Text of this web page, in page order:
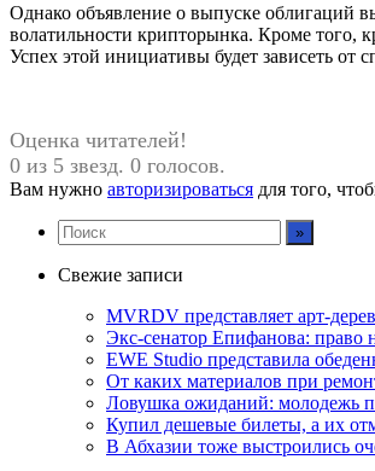
Однако объявление о выпуске облигаций
волатильности крипторынка. Кроме того,
Успех этой инициативы будет зависеть от
Оценка читателей!
0 из 5 звезд. 0 голосов.
Вам нужно авторизироваться для того,
Свежие записи
MVRDV представляет арт-
Экс-сенатор Епифанова: право
EWE Studio представила
От каких материалов при
Ловушка ожиданий: молодежь
Купил дешевые билеты, а их
В Абхазии тоже выстроились